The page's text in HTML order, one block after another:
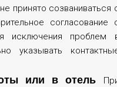
принято созваниваться
согласование
исключения проблем
указывать
или в отель